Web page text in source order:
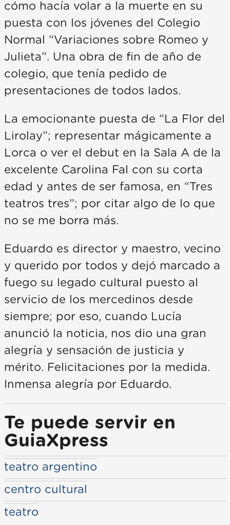
cómo hacía volar a la muerte en su
puesta con los jóvenes del Colegio
Normal “Variaciones sobre Romeo y
Julieta”. Una obra de fin de año de
colegio, que tenía pedido de
presentaciones de todos lados.
La emocionante puesta de “La Flor del
Lirolay”; representar mágicamente a
Lorca o ver el debut en la Sala A de la
excelente Carolina Fal con su corta
edad y antes de ser famosa, en “Tres
teatros tres”; por citar algo de lo que
no se me borra más.
Eduardo es director y maestro, vecino
y querido por todos y dejó marcado a
fuego su legado cultural puesto al
servicio de los mercedinos desde
siempre; por eso, cuando Lucía
anunció la noticia, nos dio una gran
alegría y sensación de justicia y
mérito. Felicitaciones por la medida.
Inmensa alegría por Eduardo.
Te puede servir en
GuiaXpress
teatro argentino
centro cultural
teatro